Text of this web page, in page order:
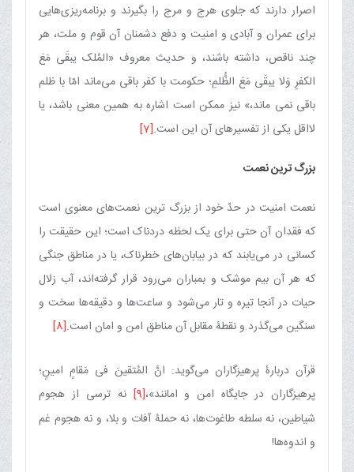
اصرار دارند که جلوی هرج و مرج را بگیرند و برنامه‌ریزی‌هایی
برای عمران و آبادی و امنیت و دفع دشمنان آن قوم و ملت، هر
چند ناقص، داشته باشند، و حدیث معروف «المُلک یبقَی مَعَ
الکفرِ وَلا یبقَی مَعَ الظُّلمِ؛ حکومت با کفر باقی می‌ماند امّا با ظلم
باقی نمی ماند،» نیز ممکن است اشاره به همین معنی باشد، یا
لااقل یکی از تفسیرهای آن این است.[7]
بزرگ ترین نعمت
نعمت امنیت در حدّ خود از بزرگ ترین نعمت‌های معنوی است
که فقدان آن حتی برای یک لحظه دردناک است؛ این حقیقت را
کسانی در می‌یابند که در بیابان‌های خطرناک، یا در مناطق جنگی
که هر آن بیم موشک و بمباران می‌رود قرار گرفته‌اند، آب زلال
حیات در آنجا تیره و تار می‌شود و ساعت‌ها و دقیقه‌ها سخت و
سنگین می‌گذرد و نقطۀ مقابل آن مناطق امن و امان است.[8]
قرآن دربارۀ پرهیزگاران می‌گوید: انَّ المُتقینَ فی مَقامٍ امینٍ‏؛
پرهیزگاران در جایگاه امن و امانند»،[9] نه ترسی از هجوم
شیاطین، نه سلطه طاغوت‌ها، نه حملۀ آفات و بلا، و نه هجوم غم
و اندوه‌ها!